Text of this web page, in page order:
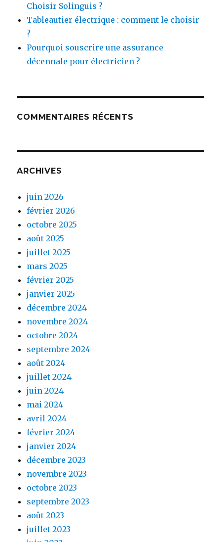
Choisir Solinguis ?
Tableautier électrique : comment le choisir
?
Pourquoi souscrire une assurance
décennale pour électricien ?
COMMENTAIRES RÉCENTS
ARCHIVES
juin 2026
février 2026
octobre 2025
août 2025
juillet 2025
mars 2025
février 2025
janvier 2025
décembre 2024
novembre 2024
octobre 2024
septembre 2024
août 2024
juillet 2024
juin 2024
mai 2024
avril 2024
février 2024
janvier 2024
décembre 2023
novembre 2023
octobre 2023
septembre 2023
août 2023
juillet 2023